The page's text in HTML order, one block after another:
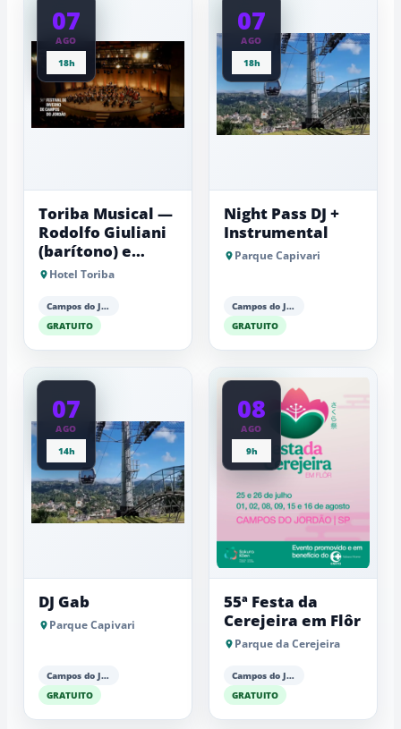
07
AGO
18h
Toriba Musical —
Rodolfo Giuliani
(barítono) e
Antonio Luiz
Hotel Toriba
Campos do Jordão
GRATUITO
07
AGO
18h
Night Pass DJ +
Instrumental
Parque Capivari
Campos do Jordão
GRATUITO
07
AGO
14h
DJ Gab
Parque Capivari
Campos do Jordão
GRATUITO
08
AGO
9h
55ª Festa da
Cerejeira em Flôr
Parque da Cerejeira
Campos do Jordão
GRATUITO